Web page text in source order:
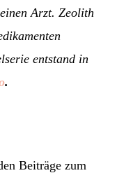
Arzt. Zeolith
entstand in
.
Beiträge zum